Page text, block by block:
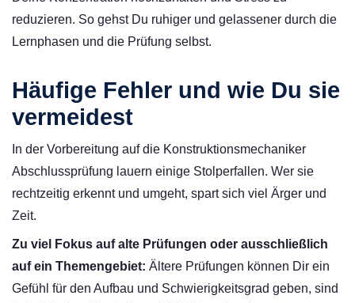
reduzieren. So gehst Du ruhiger und gelassener durch die
Lernphasen und die Prüfung selbst.
Häufige Fehler und wie Du sie
vermeidest
In der Vorbereitung auf die Konstruktionsmechaniker
Abschlussprüfung lauern einige Stolperfallen. Wer sie
rechtzeitig erkennt und umgeht, spart sich viel Ärger und
Zeit.
Zu viel Fokus auf alte Prüfungen oder ausschließlich
auf ein Themengebiet: Ältere Prüfungen können Dir ein
Gefühl für den Aufbau und Schwierigkeitsgrad geben, sind